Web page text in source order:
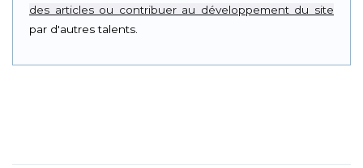
des articles ou contribuer au développement du site
par d'autres talents.